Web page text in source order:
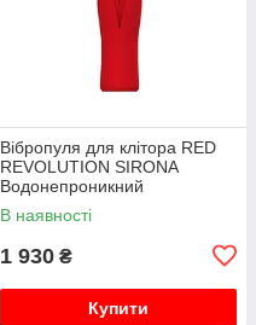
Вібропуля для клітора RED
REVOLUTION SIRONA
Водонепроникний
В наявності
1 930 ₴
Купити